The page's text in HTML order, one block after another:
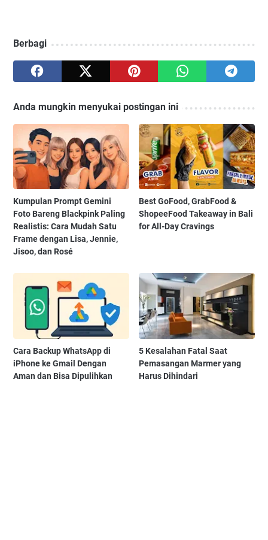
Berbagi
Anda mungkin menyukai postingan ini
Kumpulan Prompt Gemini
Foto Bareng Blackpink Paling
Realistis: Cara Mudah Satu
Frame dengan Lisa, Jennie,
Jisoo, dan Rosé
Best GoFood, GrabFood &
ShopeeFood Takeaway in Bali
for All-Day Cravings
Cara Backup WhatsApp di
iPhone ke Gmail Dengan
Aman dan Bisa Dipulihkan
5 Kesalahan Fatal Saat
Pemasangan Marmer yang
Harus Dihindari